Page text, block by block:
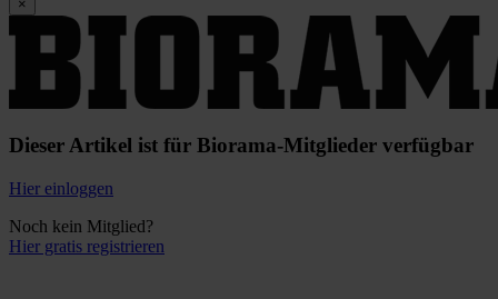
×
Dieser Artikel ist für Biorama-Mitglieder verfügbar
Hier einloggen
Noch kein Mitglied?
Hier gratis registrieren